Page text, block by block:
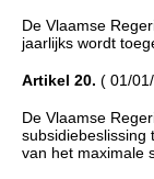
De Vlaamse
jaarlijks wordt
Artikel 20. ( 01/
De Vlaamse
subsidiebeslissing
van het maximale